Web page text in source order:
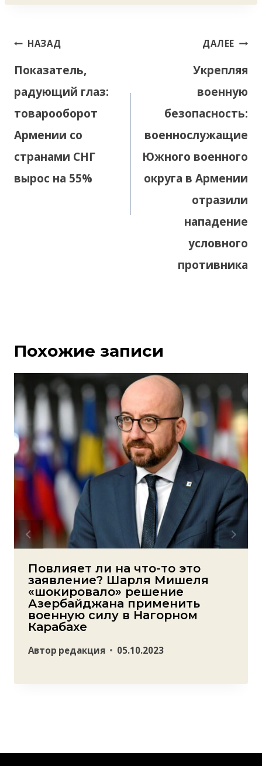
Навигация
записям
НАЗАД
Показатель,
радующий глаз:
товарооборот
Армении со
странами СНГ
вырос на 55%
ДАЛЕЕ
Укрепляя
военную
безопасность:
военнослужащие
Южного военного
округа в Армении
отразили
нападение
условного
противника
Похожие записи
Повлияет ли на что-то это
заявление? Шарля Мишеля
«шокировало» решение
Азербайджана применить
военную силу в Нагорном
Карабахе
Автор редакция 05.10.2023